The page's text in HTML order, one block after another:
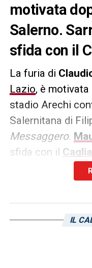
motivata
Salerno.
sfida con il
La furia di
Lazio, è
stadio Arechi
Salernitana di
Messaggero.
sfida con il
dicembre alle
giornata del
«Abbiamo perso
IL